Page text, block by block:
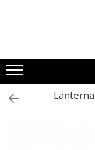
Arduino
Senzori Arduino
Surse miniatura